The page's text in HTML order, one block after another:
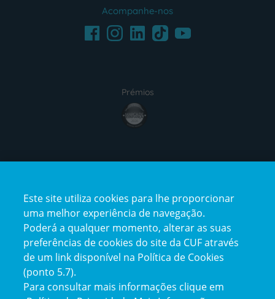
Acompanhe-nos
FacebookInstagramLinkedInTikTokYoutube
Prémios
award4
certification2certification3
Reclamações
Este site utiliza cookies para lhe proporcionar
uma melhor experiência de navegação.
Poderá a qualquer momento, alterar as suas
preferências de cookies do site da CUF através
de um link disponível na Política de Cookies
(ponto 5.7).
Para consultar mais informações clique em